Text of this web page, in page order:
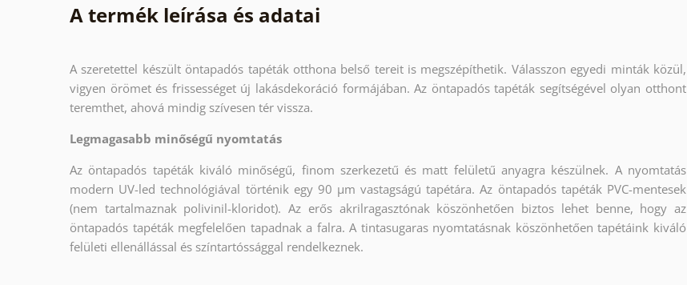
A termék leírása és adatai
A szeretettel készült öntapadós tapéták otthona belső tereit is megszépíthetik. Válasszon egyedi minták közül,
vigyen örömet és frissességet új lakásdekoráció formájában. Az öntapadós tapéták segítségével olyan otthont
teremthet, ahová mindig szívesen tér vissza.
Legmagasabb minőségű nyomtatás
Az öntapadós tapéták kiváló minőségű, finom szerkezetű és matt felületű anyagra készülnek. A nyomtatás
modern UV-led technológiával történik egy 90 µm vastagságú tapétára. Az öntapadós tapéták PVC-mentesek
(nem tartalmaznak polivinil-kloridot). Az erős akrilragasztónak köszönhetően biztos lehet benne, hogy az
öntapadós tapéták megfelelően tapadnak a falra. A tintasugaras nyomtatásnak köszönhetően tapétáink kiváló
felületi ellenállással és színtartóssággal rendelkeznek.